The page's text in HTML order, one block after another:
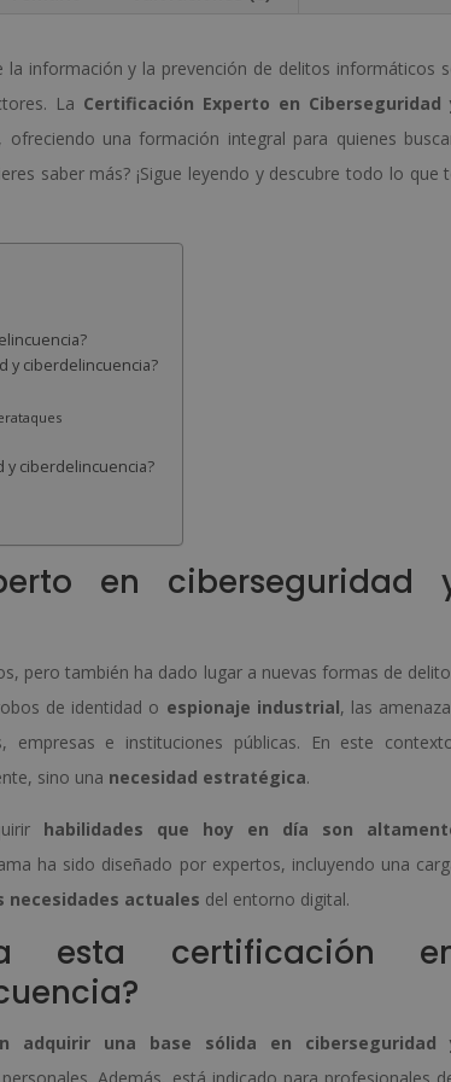
información y la prevención de delitos informáticos
La Certificación Experto en Ciberseguridad
una formación integral para quienes
saber más? ¡Sigue leyendo y descubre todo lo que
y ciberdelincuencia?
y ciberdelincuencia?
en ciberseguridad
pero también ha dado lugar a nuevas formas de
de identidad o espionaje industrial, las
empresas e instituciones públicas. En este
sino una necesidad estratégica.
habilidades que hoy en día son
ha sido diseñado por expertos, incluyendo una
actuales del entorno digital.
esta certificación
adquirir una base sólida en ciberseguridad
Además, está indicado para profesionales